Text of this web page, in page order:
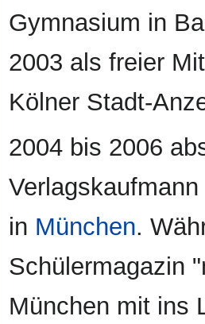
Gymnasium in
2003 als freier
Kölner Stadt-
2004 bis 2006
in München.
Schülermagazin
München mit ins